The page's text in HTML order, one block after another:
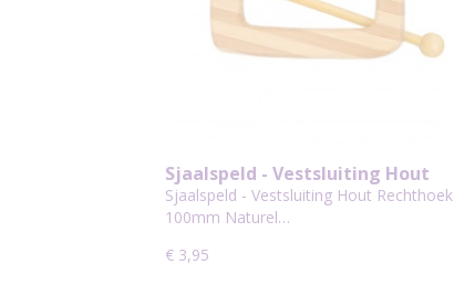
Sjaalspeld - Vestsluiting Hout
Rechthoek 100mm Naturel
Gestreept
Sjaalspeld - Vestsluiting Hout Rechthoek
100mm Naturel…
€ 3,95